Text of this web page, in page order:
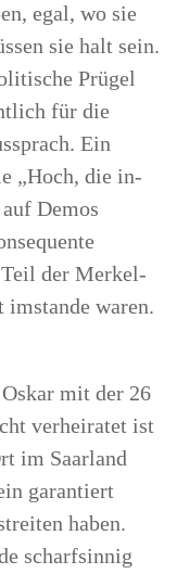
egal, wo sie
sie halt sein.
Prügel
für die
Ein
„Hoch, die in-
Demos
der Merkel-
waren.
mit der 26
verheiratet ist
im Saarland
garantiert
haben.
scharfsinnig